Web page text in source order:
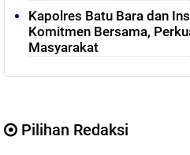
Kapolres Batu Bara dan
Komitmen Bersama,
Masyarakat
Pilihan Redaksi